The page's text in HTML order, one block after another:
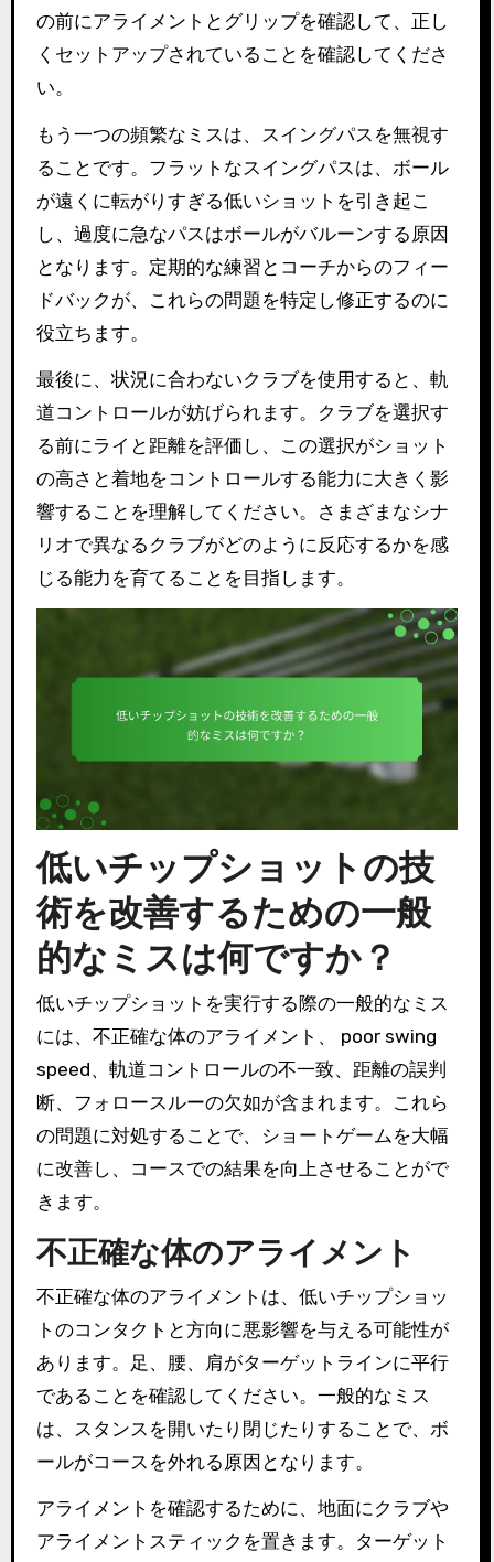
の前にアライメントとグリップを確認して、正し
くセットアップされていることを確認してくださ
い。
もう一つの頻繁なミスは、スイングパスを無視す
ることです。フラットなスイングパスは、ボール
が遠くに転がりすぎる低いショットを引き起こ
し、過度に急なパスはボールがバルーンする原因
となります。定期的な練習とコーチからのフィー
ドバックが、これらの問題を特定し修正するのに
役立ちます。
最後に、状況に合わないクラブを使用すると、軌
道コントロールが妨げられます。クラブを選択す
る前にライと距離を評価し、この選択がショット
の高さと着地をコントロールする能力に大きく影
響することを理解してください。さまざまなシナ
リオで異なるクラブがどのように反応するかを感
じる能力を育てることを目指します。
低いチップショットの技
術を改善するための一般
的なミスは何ですか？
低いチップショットを実行する際の一般的なミス
には、不正確な体のアライメント、 poor swing
speed、軌道コントロールの不一致、距離の誤判
断、フォロースルーの欠如が含まれます。これら
の問題に対処することで、ショートゲームを大幅
に改善し、コースでの結果を向上させることがで
きます。
不正確な体のアライメント
不正確な体のアライメントは、低いチップショッ
トのコンタクトと方向に悪影響を与える可能性が
あります。足、腰、肩がターゲットラインに平行
であることを確認してください。一般的なミス
は、スタンスを開いたり閉じたりすることで、ボ
ールがコースを外れる原因となります。
アライメントを確認するために、地面にクラブや
アライメントスティックを置きます。ターゲット